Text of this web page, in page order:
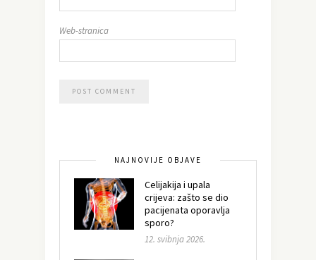
Web-stranica
NAJNOVIJE OBJAVE
Celijakija i upala
crijeva: zašto se dio
pacijenata oporavlja
sporo?
12. svibnja 2026.